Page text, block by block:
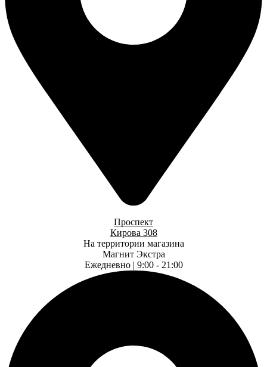
Проспект
Кирова 308
На территории магазина
Магнит Экстра
Ежедневно | 9:00 - 21:00